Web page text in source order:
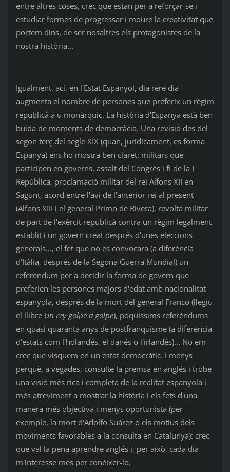
entre altres coses, crec que estan per a reforçar-se i
estudiar formes de progressar i moure la creativitat que
portem dins, de ser nosaltres els protagonistes de la
nostra història...
Igualment, ací, en l'Estat Espanyol, dia rere dia
augmenta el nombre de persones que preferix un règim
republicà a u monàrquic. La història d'Espanya està ben
buida de moments de democràcia. Una revisió des del
segon terç del segle XIX (quan, jurídicament, es forma
Espanya) ens ho mostra ben claret: militars que
participen en governs, assalt del Congrés i fi de la I
República, proclamació militar del rei Alfons XII en
Sagunt, acord entre l'avi de l'anterior rei al present
(Alfons XIII i el general Primo de Rivera), revolta militar
de part de l'exèrcit republicà contra un règim legalment
establit i un govern creat després d'unes eleccions
generals..., el fet que no es convocara (a diferència
d'Itàlia, després de la Segona Guerra Mundial) un
referèndum per a decidir la forma de govern que
preferien les persones majors d'edat amb nacionalitat
espanyola, després de la mort del general Franco (llegiu
el llibre Un rey golpe a golpe), poquíssims referèndums
en quasi quaranta anys de postfranquisme (a diferència
d'estats com l'holandés, el danés o l'irlandés)... No em
crec que visquem en un estat democràtic. I menys
perquè, a vegades, consulte la premsa en anglés i trobe
una visió més rica i completa de la realitat espanyola i
més atreviment a mostrar la història i els fets d'una
manera més objectiva i menys oportunista (per
exemple, la mort d'Adolfo Suárez o els motius dels
moviments favorables a la consulta en Catalunya): crec
que val la pena aprendre anglés i, per això, cada dia
m'interesse més per conéixer-lo.